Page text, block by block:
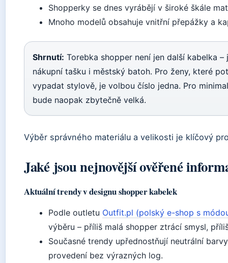
Shopperky se dnes vyrábějí v široké škále
Mnoho modelů obsahuje vnitřní přepážky a
Shrnutí: Torebka shopper není jen další kabelka
nákupní tašku i městský batoh. Pro ženy, které
vypadat stylově, je volbou číslo jedna. Pro
bude naopak zbytečně velká.
Výběr správného materiálu a velikosti je klíčový
Jaké jsou nejnovější ověřené
Aktuální trendy v designu shopper kabelek
Podle outletu Outfit.pl (polský e-shop s
výběru – příliš malá shopper ztrácí smysl,
Současné trendy upřednostňují neutrální
provedení bez výrazných log.